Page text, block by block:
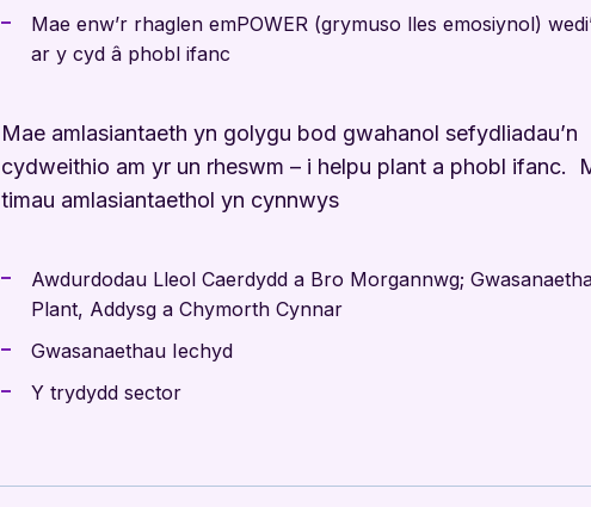
Mae enw’r rhaglen emPOWER (grymuso lles emosiynol)
ar y cyd â phobl ifanc
Mae amlasiantaeth yn golygu bod gwahanol sefydliadau’n
cydweithio am yr un rheswm – i helpu plant a phobl ifanc.
timau amlasiantaethol yn cynnwys
Awdurdodau Lleol Caerdydd a Bro Morgannwg;
Plant, Addysg a Chymorth Cynnar
Gwasanaethau Iechyd
Y trydydd sector